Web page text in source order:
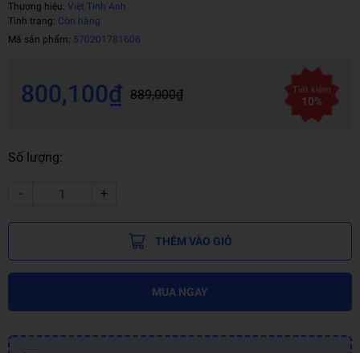
Thương hiệu: Việt Tinh Anh
Tình trạng: Còn hàng
Mã sản phẩm: 570201781608
800,100₫ 889,000₫ Tiết kiệm
10%
Số lượng:
- +
THÊM VÀO GIỎ
MUA NGAY